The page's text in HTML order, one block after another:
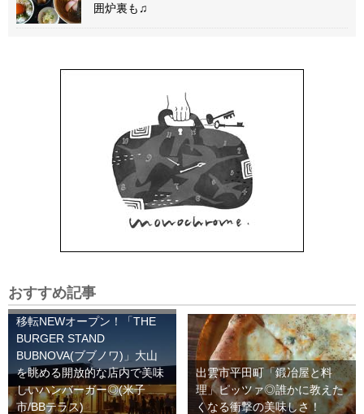
囲炉裏も♫
おすすめ記事
移転NEWオープン！「THE
BURGER STAND
BUBNOVA(ブブノワ)」大山
を眺める開放的な店内で美味
しいハンバーガー◎(米子
市/BBテラス)
出雲市平田町「鍛冶屋と料
理」ピッツァ◎誰かに教えた
くなる衝撃の美味しさ！